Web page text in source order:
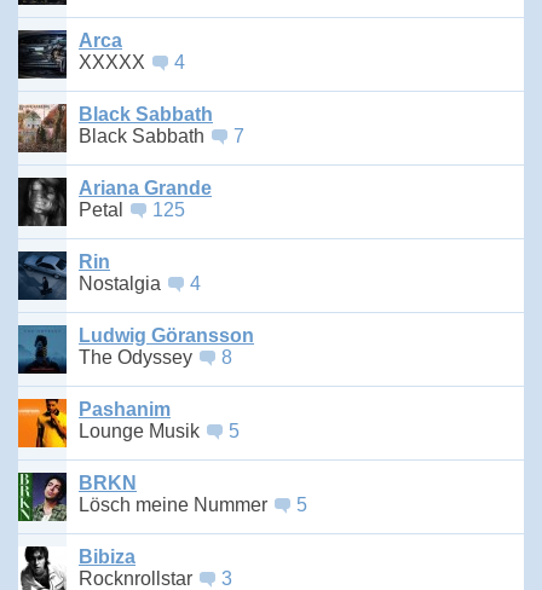
Arca
XXXXX
4
Black Sabbath
Black Sabbath
7
Ariana Grande
Petal
125
Rin
Nostalgia
4
Ludwig Göransson
The Odyssey
8
Pashanim
Lounge Musik
5
BRKN
Lösch meine Nummer
5
Bibiza
Rocknrollstar
3